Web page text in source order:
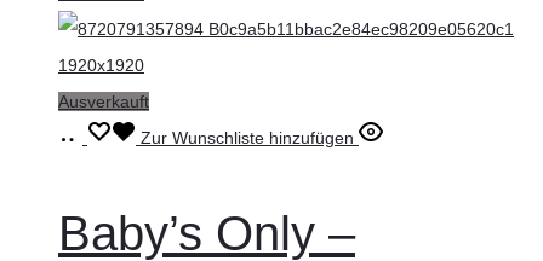
Ausverkauft
WeiterlesenZur Wunschliste hinzufügen
Baby’s Only –